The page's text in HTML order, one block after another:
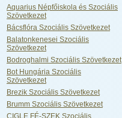
Aquarius Népfőiskola és Szociális
Szövetkezet
Bácsflóra Szociális Szövetkezet
Balatonkenesei Szociális
Szövetkezet
Bodroghalmi Szociális Szövetkezet
Bot Hungária Szociális
Szövetkezet
Brezik Szociális Szövetkezet
Brumm Szociális Szövetkezet
CIGLE FÉ-SZEK Szociális